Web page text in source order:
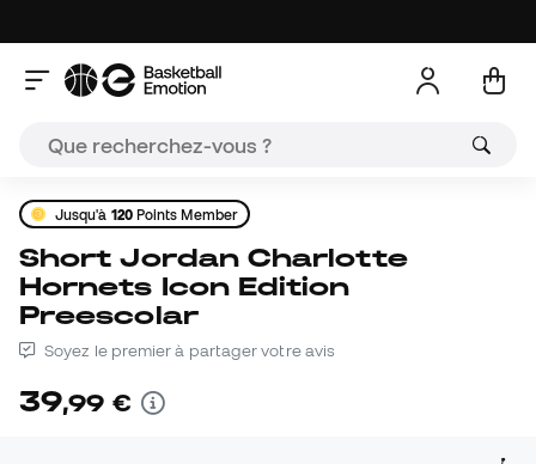
Jusqu'à 120Points Member
Short Jordan Charlotte
Hornets Icon Edition
Preescolar
Soyez le premier à partager votre avis
39,99 €